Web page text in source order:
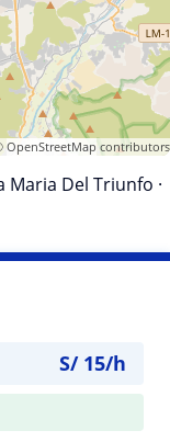
OpenStreetMapcontributors
Maria Del Triunfo ·
S/ 15/h